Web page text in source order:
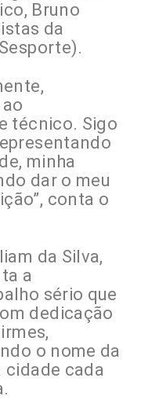
Bruno
da
técnico. Sigo
minha
dar o meu
conta o
da Silva,
a
sério que
dedicação
o nome da
cidade cada